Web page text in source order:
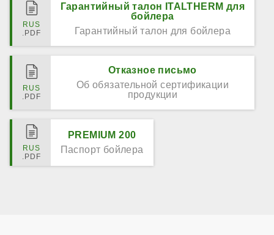
Гарантийный талон ITALTHERM для
бойлера
Гарантийный талон для бойлера
Отказное письмо
Об обязательной сертификации
продукции
PREMIUM 200
Паспорт бойлера